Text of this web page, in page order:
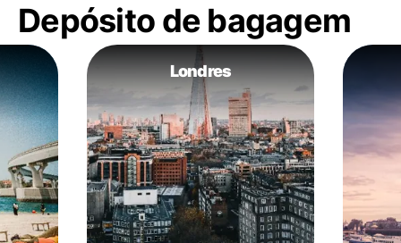
Depósito de bagagem
Londres